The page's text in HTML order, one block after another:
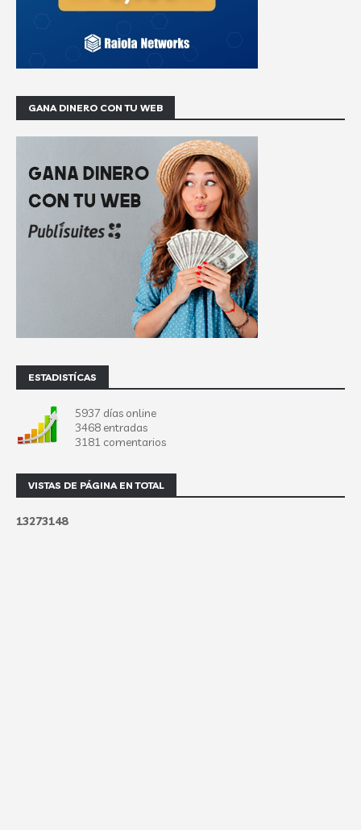
GANA DINERO CON TU WEB
ESTADISTÍCAS
5937 días online
3468 entradas
3181 comentarios
VISTAS DE PÁGINA EN TOTAL
13273148